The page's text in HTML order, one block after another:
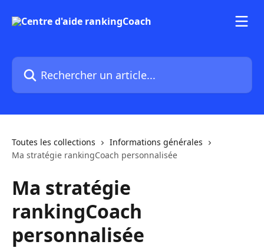
Rechercher un article...
Toutes les collections
Informations générales
Ma stratégie rankingCoach personnalisée
Ma stratégie
rankingCoach
personnalisée